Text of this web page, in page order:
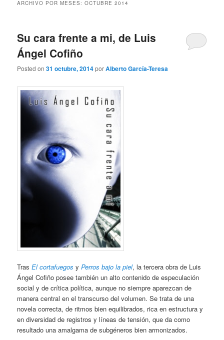
ARCHIVO POR MESES:OCTUBRE 2014
Su cara frente a mi, de Luis
Ángel Cofiño
Posted on31 octubre, 2014porAlberto García-Teresa
TrasEl cortafuegos yPerros bajo la piel, la tercera obra de Luis
Ángel Cofiño posee también un alto contenido de especulación
social y de crítica política, aunque no siempre aparezcan de
manera central en el transcurso del volumen. Se trata de una
novela correcta, de ritmos bien equilibrados, rica en estructura y
en diversidad de registros y líneas de tensión, que da como
resultado una amalgama de subgéneros bien armonizados.